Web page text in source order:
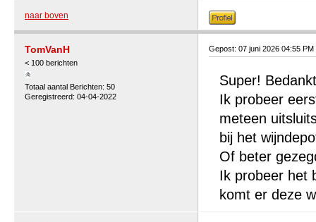
naar boven
TomVanH
< 100 berichten
Totaal aantal Berichten: 50
Geregistreerd: 04-04-2022
Gepost: 07 juni 2026 04:55 PM
Super!
Ik probeer
meteen
bij het
Of beter
Ik probeer het
komt er deze